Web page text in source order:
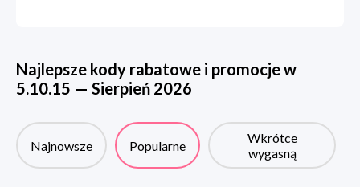
Najlepsze kody rabatowe i promocje w
5.10.15 — Sierpień 2026
Najnowsze Popularne
Wkrótce
wygasną